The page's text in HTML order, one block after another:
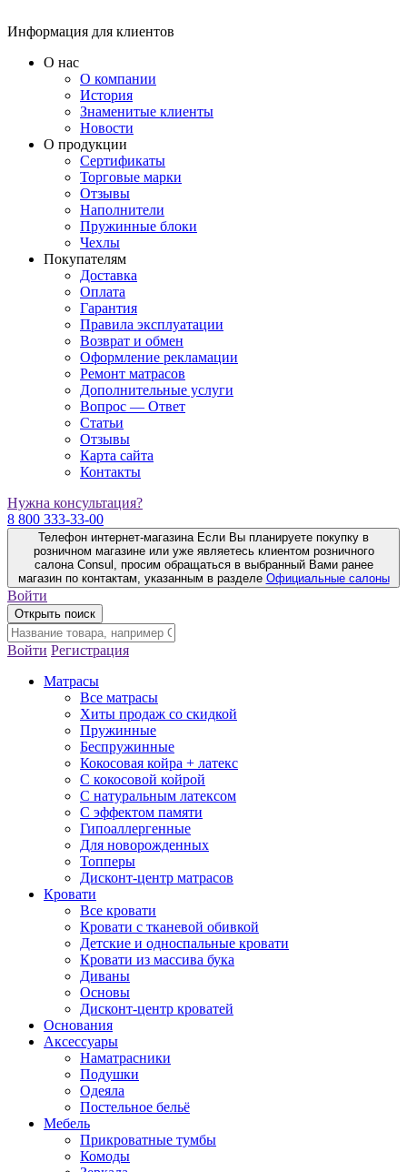
Информация для клиентов
О нас
О компании
История
Знаменитые клиенты
Новости
О продукции
Сертификаты
Торговые марки
Отзывы
Наполнители
Пружинные блоки
Чехлы
Покупателям
Доставка
Оплата
Гарантия
Правила эксплуатации
Возврат и обмен
Оформление рекламации
Ремонт матрасов
Дополнительные услуги
Вопрос — Ответ
Статьи
Отзывы
Карта сайта
Контакты
Нужна консультация?
8 800 333-33-00
Телефон интернет-магазина Если Вы планируете покупку в
розничном магазине или уже являетесь клиентом розничного
салона Consul, просим обращаться в выбранный Вами ранее
магазин по контактам, указанным в разделе Официальные салоны
Войти
Открыть поиск
Войти Регистрация
Матрасы
Все матрасы
Хиты продаж со скидкой
Пружинные
Беспружинные
Кокосовая койра + латекс
С кокосовой койрой
С натуральным латексом
С эффектом памяти
Гипоаллергенные
Для новорожденных
Топперы
Дисконт-центр матрасов
Кровати
Все кровати
Кровати с тканевой обивкой
Детские и односпальные кровати
Кровати из массива бука
Диваны
Основы
Дисконт-центр кроватей
Основания
Аксессуары
Наматрасники
Подушки
Одеяла
Постельное бельё
Мебель
Прикроватные тумбы
Комоды